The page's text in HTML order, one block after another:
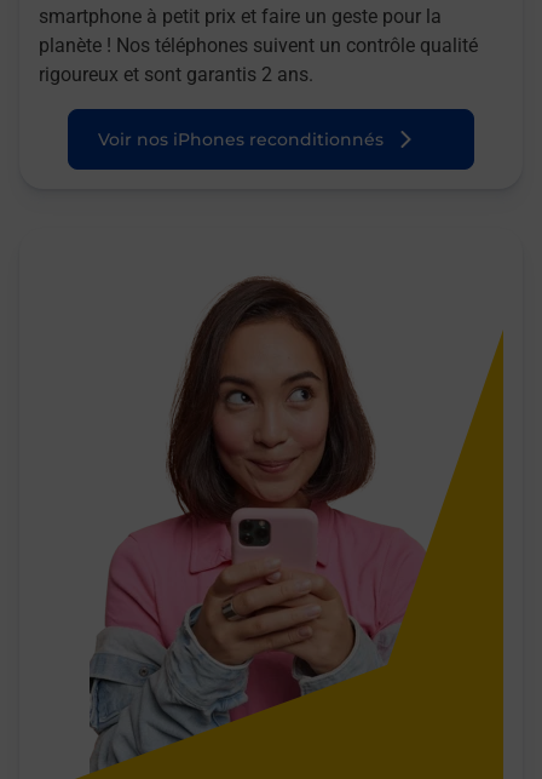
smartphone à petit prix et faire un geste pour la
planète ! Nos téléphones suivent un contrôle qualité
rigoureux et sont garantis 2 ans.
Voir nos iPhones reconditionnés